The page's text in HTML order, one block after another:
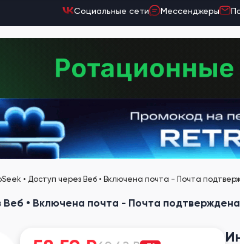
Социальные сети Мессенджеры
• Доступ через Веб • Включена почта - Почта
Веб • Включена почта - Почта